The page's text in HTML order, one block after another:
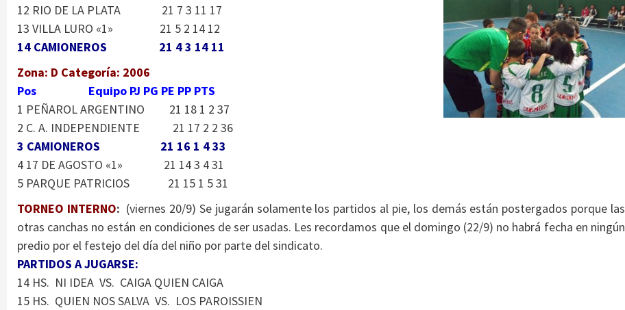
12 RIO DE LA PLATA 21 7 3 11 17
13 VILLA LURO «1» 21 5 2 14 12
14 CAMIONEROS 21 4 3 14 11
Zona: D Categoría: 2006
Pos Equipo PJ PG PE PP PTS
1 PEÑAROL ARGENTINO 21 18 1 2 37
2 C. A. INDEPENDIENTE 21 17 2 2 36
3 CAMIONEROS 21 16 1 4 33
4 17 DE AGOSTO «1» 21 14 3 4 31
5 PARQUE PATRICIOS 21 15 1 5 31
TORNEO INTERNO: (viernes 20/9) Se jugarán solamente los partidos al pie, los demás están postergados porque las
otras canchas no están en condiciones de ser usadas. Les recordamos que el domingo (22/9) no habrá fecha en ningún
predio por el festejo del día del niño por parte del sindicato.
PARTIDOS A JUGARSE:
14 HS. NI IDEA VS. CAIGA QUIEN CAIGA
15 HS. QUIEN NOS SALVA VS. LOS PAROISSIEN